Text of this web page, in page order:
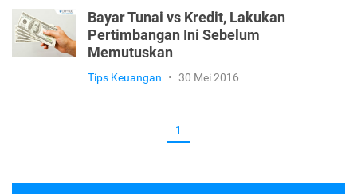
Bayar Tunai vs Kredit, Lakukan
Pertimbangan Ini Sebelum
Memutuskan
Tips Keuangan • 30 Mei 2016
1